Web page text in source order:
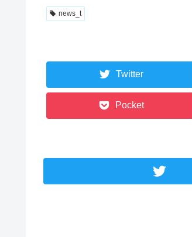
news_t
Twitter
Pocket